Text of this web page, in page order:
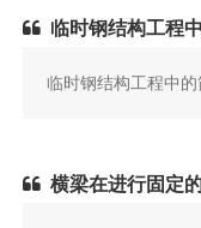
临时钢结构工程
临时钢结构工程中
横梁在进行固定